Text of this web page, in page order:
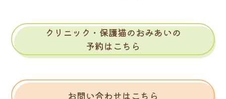
クリニック・保護猫のおみあいの
予約はこちら
お問い合わせはこちら